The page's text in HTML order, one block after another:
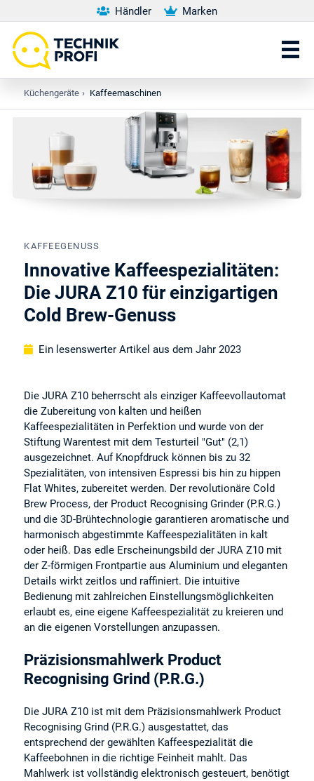
Händler Marken
Küchengeräte › Kaffeemaschinen
KAFFEEGENUSS
Innovative Kaffeespezialitäten:
Die JURA Z10 für einzigartigen
Cold Brew-Genuss
Ein lesenswerter Artikel aus dem Jahr 2023
Die JURA Z10 beherrscht als einziger Kaffeevollautomat
die Zubereitung von kalten und heißen
Kaffeespezialitäten in Perfektion und wurde von der
Stiftung Warentest mit dem Testurteil "Gut" (2,1)
ausgezeichnet. Auf Knopfdruck können bis zu 32
Spezialitäten, von intensiven Espressi bis hin zu hippen
Flat Whites, zubereitet werden. Der revolutionäre Cold
Brew Process, der Product Recognising Grinder (P.R.G.)
und die 3D-Brühtechnologie garantieren aromatische und
harmonisch abgestimmte Kaffeespezialitäten in kalt
oder heiß. Das edle Erscheinungsbild der JURA Z10 mit
der Z-förmigen Frontpartie aus Aluminium und eleganten
Details wirkt zeitlos und raffiniert. Die intuitive
Bedienung mit zahlreichen Einstellungsmöglichkeiten
erlaubt es, eine eigene Kaffeespezialität zu kreieren und
an die eigenen Vorstellungen anzupassen.
Präzisionsmahlwerk Product
Recognising Grind (P.R.G.)
Die JURA Z10 ist mit dem Präzisionsmahlwerk Product
Recognising Grind (P.R.G.) ausgestattet, das
entsprechend der gewählten Kaffeespezialität die
Kaffeebohnen in die richtige Feinheit mahlt. Das
Mahlwerk ist vollständig elektronisch gesteuert, benötigt